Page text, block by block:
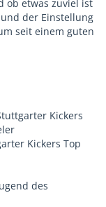
ob etwas zuviel ist
der Einstellung
seit einem guten
Kickers
Kickers Top
des